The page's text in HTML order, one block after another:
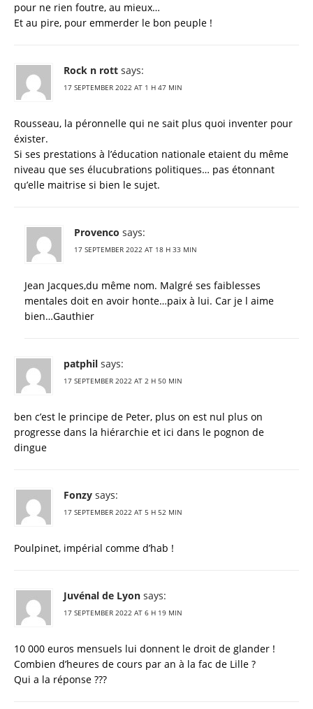
pour ne rien foutre, au mieux…
Et au pire, pour emmerder le bon peuple !
Rock n rott says:
17 SEPTEMBER 2022 AT 1 H 47 MIN
Rousseau, la péronnelle qui ne sait plus quoi inventer pour
éxister.
Si ses prestations à l’éducation nationale etaient du même
niveau que ses élucubrations politiques… pas étonnant
qu’elle maitrise si bien le sujet.
Provenco says:
17 SEPTEMBER 2022 AT 18 H 33 MIN
Jean Jacques,du même nom. Malgré ses faiblesses
mentales doit en avoir honte…paix à lui. Car je l aime
bien…Gauthier
patphil says:
17 SEPTEMBER 2022 AT 2 H 50 MIN
ben c’est le principe de Peter, plus on est nul plus on
progresse dans la hiérarchie et ici dans le pognon de
dingue
Fonzy says:
17 SEPTEMBER 2022 AT 5 H 52 MIN
Poulpinet, impérial comme d’hab !
Juvénal de Lyon says:
17 SEPTEMBER 2022 AT 6 H 19 MIN
10 000 euros mensuels lui donnent le droit de glander !
Combien d’heures de cours par an à la fac de Lille ?
Qui a la réponse ???